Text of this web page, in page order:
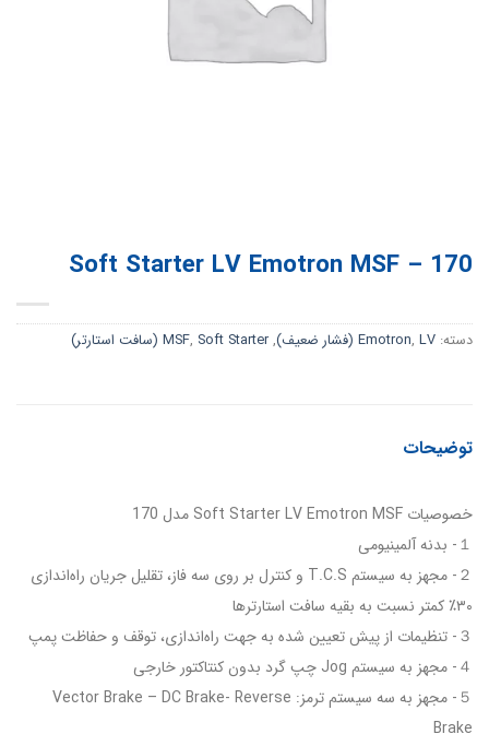
Soft Starter LV Emotron MSF – 170
دسته: Emotron, LV (فشار ضعیف) ,
MSF, Soft Starter (سافت استارتر)
توضیحات
خصوصیات Soft Starter LV Emotron MSF مدل 170
１- بدنه آلمینیومی
２- مجهز به سیستم T.C.S و کنترل بر روی سه فاز، تقلیل جریان راه‌اندازی
۳۰٪ کمتر نسبت به بقیه سافت استارترها
３- تنظیمات از پیش تعیین شده به جهت راه‌اندازی، توقف و حفاظت پمپ
４- مجهز به سیستم Jog چپ گرد بدون کنتاکتور خارجی
５- مجهز به سه سیستم ترمز: Vector Brake – DC Brake- Reverse
Brake